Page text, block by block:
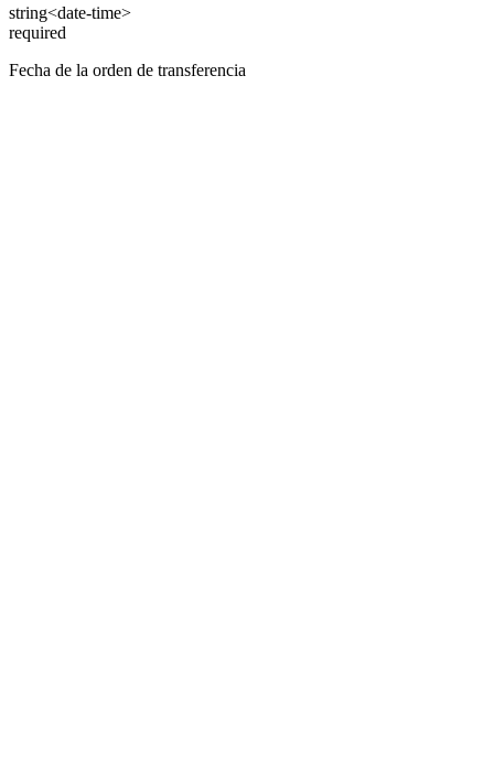
string<date-time>
required
Fecha de la orden de transferencia